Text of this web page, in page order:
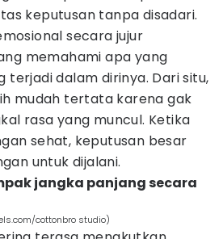
keputusan tanpa disadari.
secara jujur
memahami apa yang
terjadi dalam dirinya. Dari situ,
mudah tertata karena gak
rasa yang muncul. Ketika
sehat, keputusan besar
untuk dijalani.
jangka panjang secara
cottonbro studio)